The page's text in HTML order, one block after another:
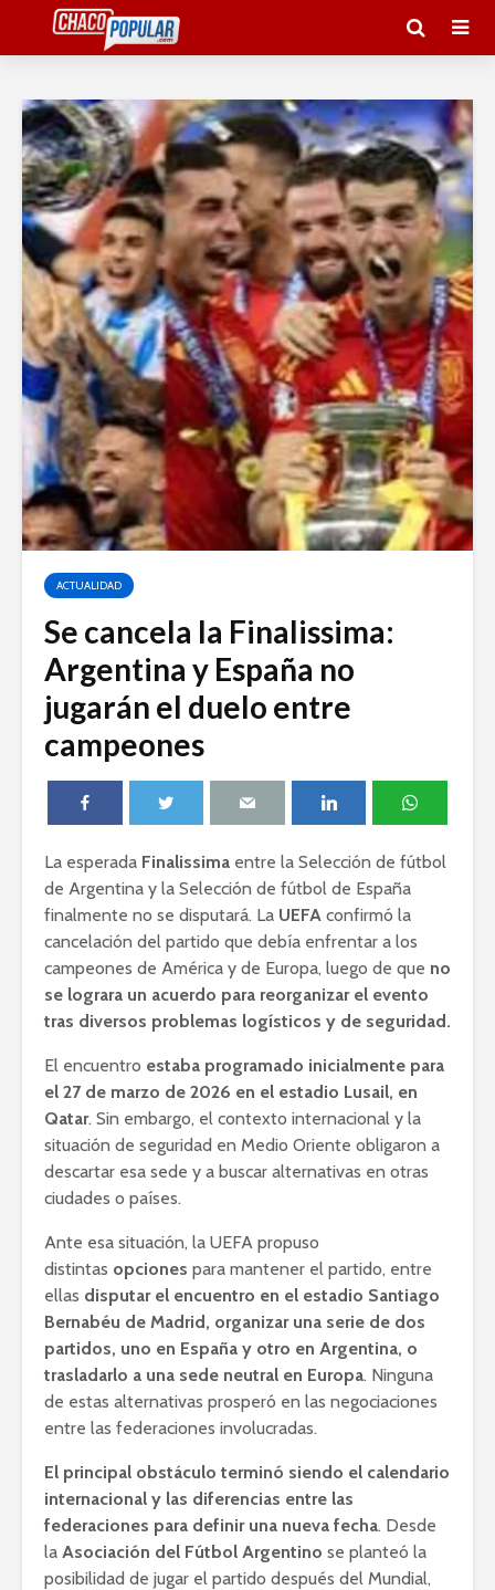
ACTUALIDAD
Se cancela la Finalissima:
Argentina y España no
jugarán el duelo entre
campeones
La esperada Finalissima entre la Selección de fútbol
de Argentina y la Selección de fútbol de España
finalmente no se disputará. La UEFA confirmó la
cancelación del partido que debía enfrentar a los
campeones de América y de Europa, luego de que no
se lograra un acuerdo para reorganizar el evento
tras diversos problemas logísticos y de seguridad.
El encuentro estaba programado inicialmente para
el 27 de marzo de 2026 en el estadio Lusail, en
Qatar. Sin embargo, el contexto internacional y la
situación de seguridad en Medio Oriente obligaron a
descartar esa sede y a buscar alternativas en otras
ciudades o países.
Ante esa situación, la UEFA propuso
distintas opciones para mantener el partido, entre
ellas disputar el encuentro en el estadio Santiago
Bernabéu de Madrid, organizar una serie de dos
partidos, uno en España y otro en Argentina, o
trasladarlo a una sede neutral en Europa. Ninguna
de estas alternativas prosperó en las negociaciones
entre las federaciones involucradas.
El principal obstáculo terminó siendo el calendario
internacional y las diferencias entre las
federaciones para definir una nueva fecha. Desde
la Asociación del Fútbol Argentino se planteó la
posibilidad de jugar el partido después del Mundial,